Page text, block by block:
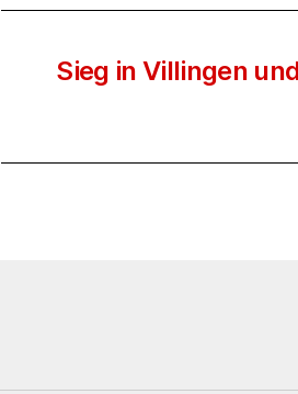
Sieg in Villingen